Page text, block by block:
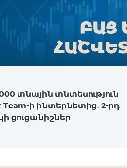
000 տնային տնտեսություն
Team-ի ինտերնետից․ 2-րդ
ցուցանիշներ